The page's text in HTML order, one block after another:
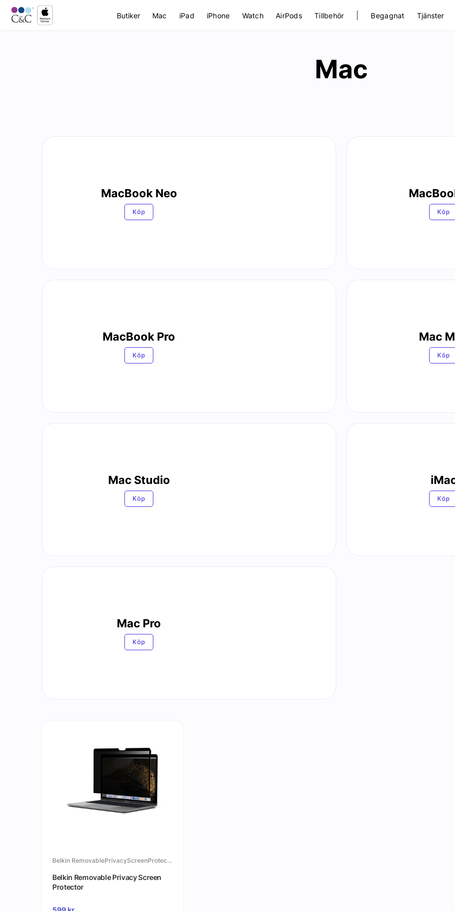
Butiker Mac iPad iPhone Watch AirPods Tillbehör Begagnat Tjänster
Mac
MacBook Neo
Köp Köp
MacBook Pro
Köp
Mac
Köp
Mac Studio
Köp Köp
Mac Pro
Köp
Belkin RemovablePrivacyScreenProtector
Belkin Removable Privacy Screen
Protector